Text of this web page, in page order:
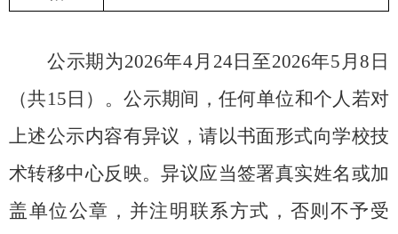
公示期为2026年4月 24日至2026年5 月8 日
（共15日）。公示期间，任何单位和个人若对
上述公示内容有异议，请以书面形式向学校技
术转移中心反映。异议应当签署真实姓名或加
盖单位公章，并注明联系方式，否则不予受